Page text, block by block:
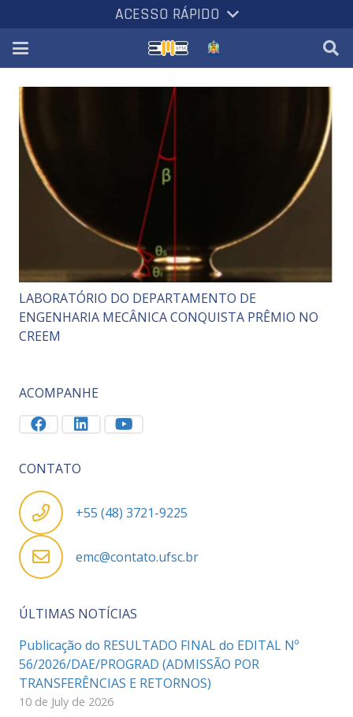
ACESSO RÁPIDO
LABORATÓRIO DO DEPARTAMENTO DE
ENGENHARIA MECÂNICA CONQUISTA PRÊMIO NO
CREEM
ACOMPANHE
CONTATO
+55 (48) 3721-9225
emc@contato.ufsc.br
ÚLTIMAS NOTÍCIAS
Publicação do RESULTADO FINAL do EDITAL Nº
56/2026/DAE/PROGRAD (ADMISSÃO POR
TRANSFERÊNCIAS E RETORNOS)
10 de July de 2026